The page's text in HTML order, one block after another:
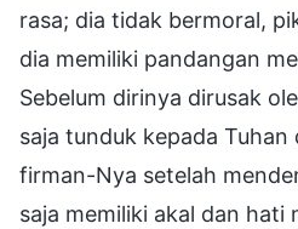
rasa; dia tidak bermoral,
dia memiliki pandangan
Sebelum dirinya dirusak
saja tunduk kepada
firman-Nya setelah
saja memiliki akal dan hati